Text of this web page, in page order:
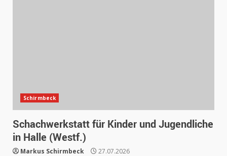
Schirmbeck
Schachwerkstatt für Kinder und Jugendliche
in Halle (Westf.)
Markus Schirmbeck 27.07.2026